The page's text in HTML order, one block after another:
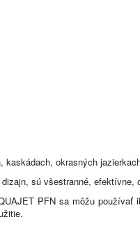
okrasných
sú všestranné, efektívne,
PFN sa môžu